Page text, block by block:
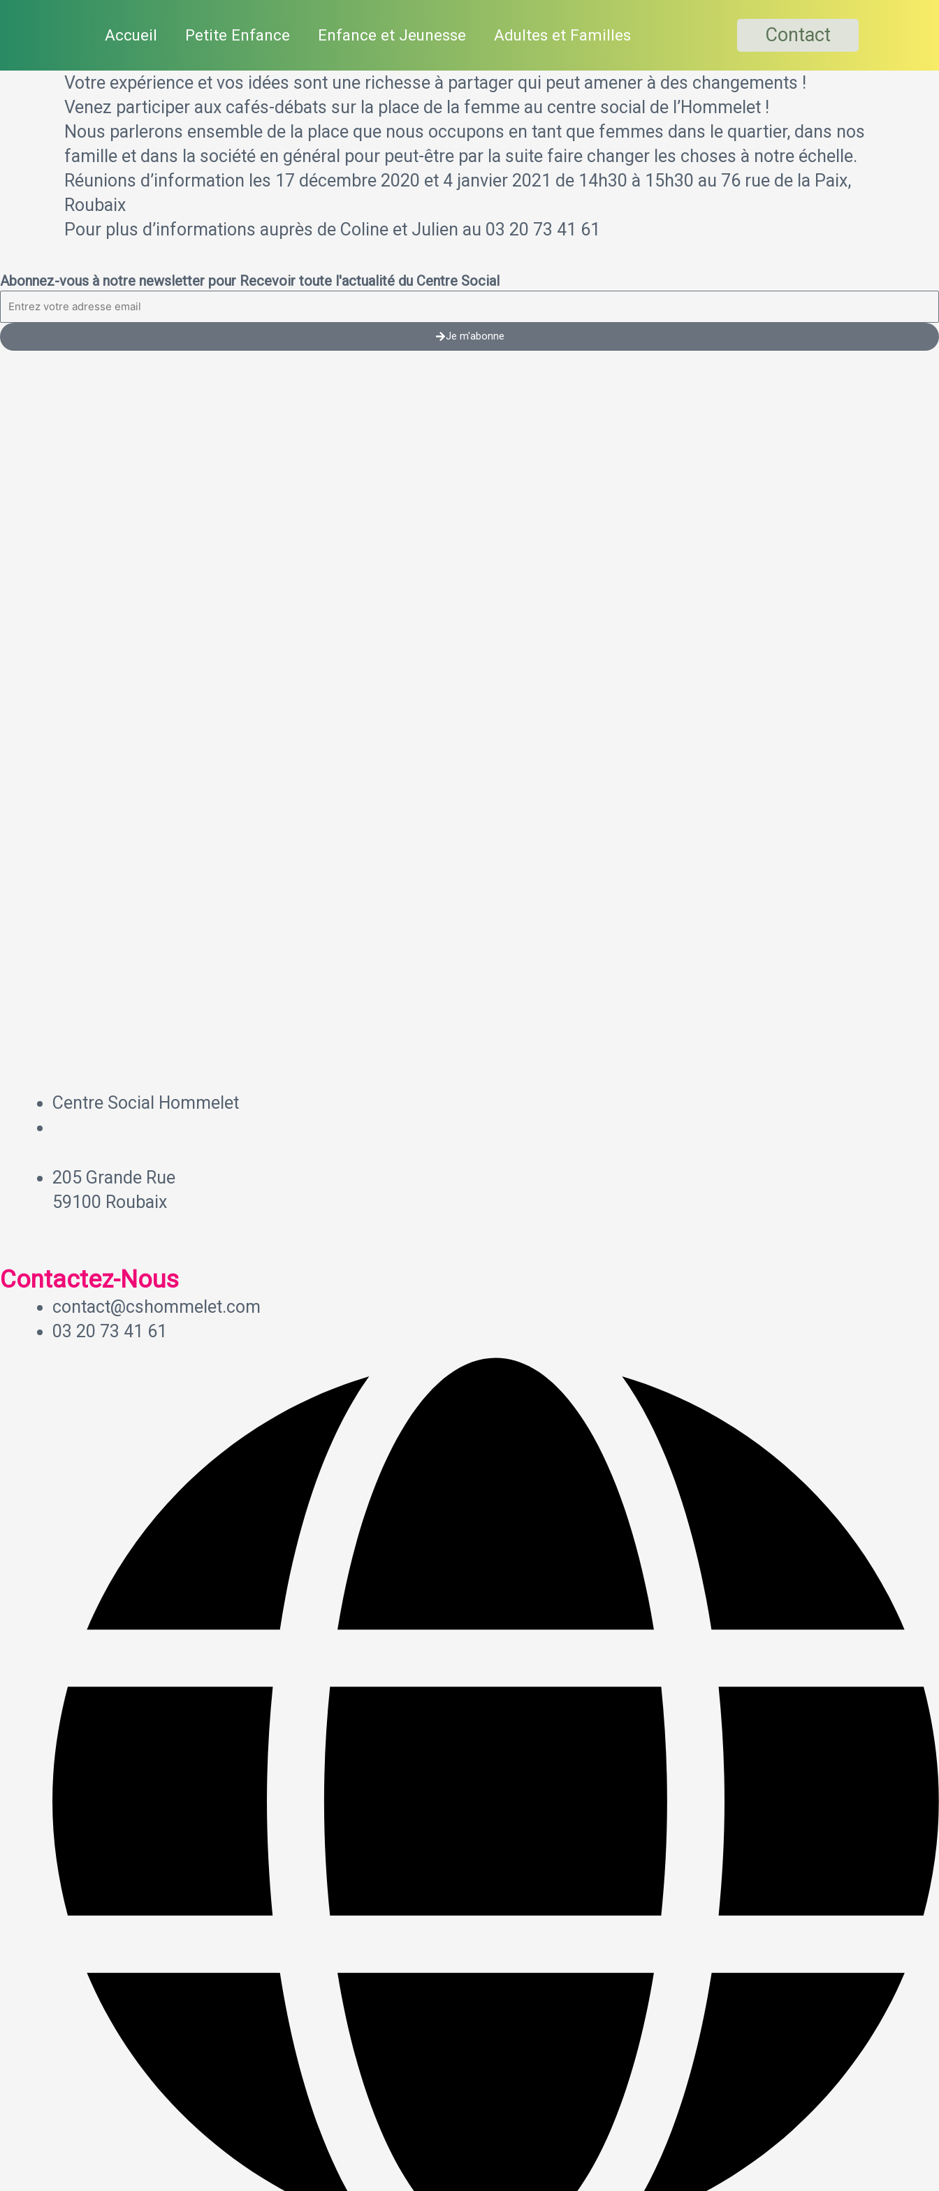
Accueil Petite Enfance Enfance et Jeunesse Adultes et Familles Contact
Votre expérience et vos idées sont une richesse à partager qui peut amener à des changements !
Venez participer aux cafés-débats sur la place de la femme au centre social de l’Hommelet !
Nous parlerons ensemble de la place que nous occupons en tant que femmes dans le quartier, dans nos
famille et dans la société en général pour peut-être par la suite faire changer les choses à notre échelle.
Réunions d’information les 17 décembre 2020 et 4 janvier 2021 de 14h30 à 15h30 au 76 rue de la Paix,
Roubaix
Pour plus d’informations auprès de Coline et Julien au 03 20 73 41 61
Abonnez-vous à notre newsletter pour Recevoir toute l'actualité du Centre Social
Email
Je m'abonne
Centre Social Hommelet
205 Grande Rue
59100 Roubaix
Contactez-Nous
contact@cshommelet.com
03 20 73 41 61